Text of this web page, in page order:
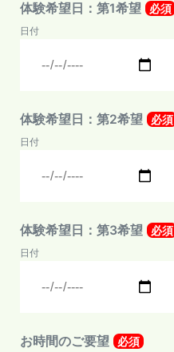
体験希望日：第1希望 必須
日付
体験希望日：第2希望 必須
日付
体験希望日：第3希望 必須
日付
お時間のご要望 必須